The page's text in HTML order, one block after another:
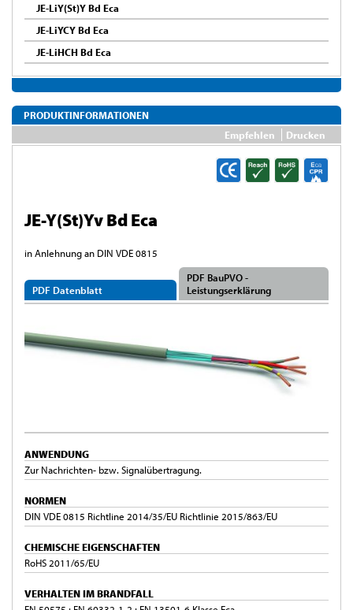
JE-LiY(St)Y Bd Eca
JE-LiYCY Bd Eca
JE-LiHCH Bd Eca
PRODUKTINFORMATIONEN
Empfehlen
Drucken
JE-Y(St)Yv Bd Eca
in Anlehnung an DIN VDE 0815
PDF Datenblatt
PDF BauPVO -
Leistungserklärung
ANWENDUNG
Zur Nachrichten- bzw. Signalübertragung.
NORMEN
DIN VDE 0815 Richtline 2014/35/EU Richtlinie 2015/863/EU
CHEMISCHE EIGENSCHAFTEN
RoHS 2011/65/EU
VERHALTEN IM BRANDFALL